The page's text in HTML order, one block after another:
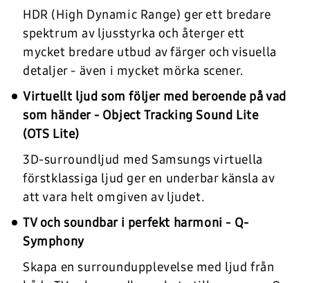
HDR (High Dynamic Range) ger ett bredare
spektrum av ljusstyrka och återger ett
mycket bredare utbud av färger och visuella
detaljer - även i mycket mörka scener.
Virtuellt ljud som följer med beroende på vad
som händer - Object Tracking Sound Lite
(OTS Lite)
3D-surroundljud med Samsungs virtuella
förstklassiga ljud ger en underbar känsla av
att vara helt omgiven av ljudet.
TV och soundbar i perfekt harmoni - Q-
Symphony
Skapa en surroundupplevelse med ljud från